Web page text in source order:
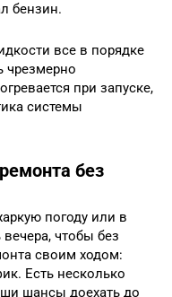
бензин.
все в порядке
чрезмерно
при запуске,
системы
без
погоду или в
чтобы без
своим ходом:
Есть несколько
шансы доехать до